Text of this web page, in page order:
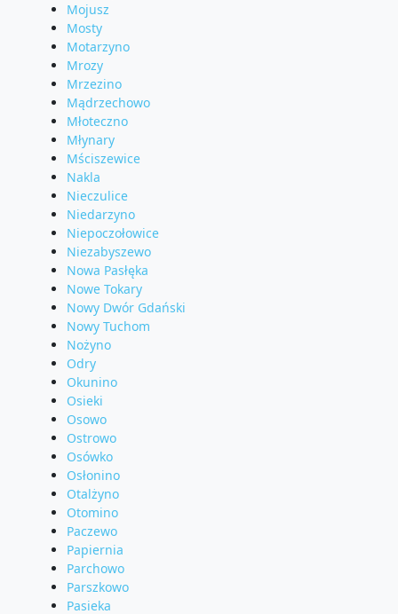
Mojusz
Mosty
Motarzyno
Mrozy
Mrzezino
Mądrzechowo
Młoteczno
Młynary
Mściszewice
Nakla
Nieczulice
Niedarzyno
Niepoczołowice
Niezabyszewo
Nowa Pasłęka
Nowe Tokary
Nowy Dwór Gdański
Nowy Tuchom
Nożyno
Odry
Okunino
Osieki
Osowo
Ostrowo
Osówko
Osłonino
Otalżyno
Otomino
Paczewo
Papiernia
Parchowo
Parszkowo
Pasieka